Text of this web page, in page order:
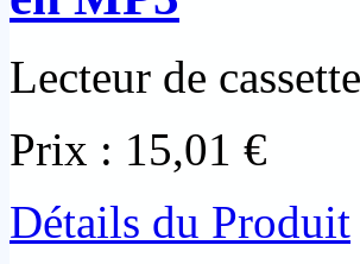
Lecteur de
Prix : 15,01 €
Détails du Produit